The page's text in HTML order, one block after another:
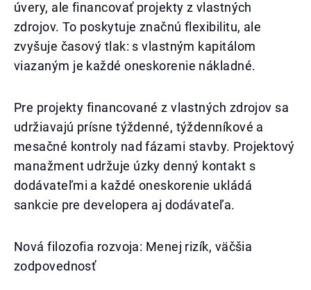
úvery, ale financovať projekty z vlastných
zdrojov. To poskytuje značnú flexibilitu, ale
zvyšuje časový tlak: s vlastným kapitálom
viazaným je každé oneskorenie nákladné.
Pre projekty financované z vlastných zdrojov sa
udržiavajú prísne týždenné, týždenníkové a
mesačné kontroly nad fázami stavby. Projektový
manažment udržuje úzky denný kontakt s
dodávateľmi a každé oneskorenie ukládá
sankcie pre developera aj dodávateľa.
Nová filozofia rozvoja: Menej rizík, väčšia
zodpovednosť